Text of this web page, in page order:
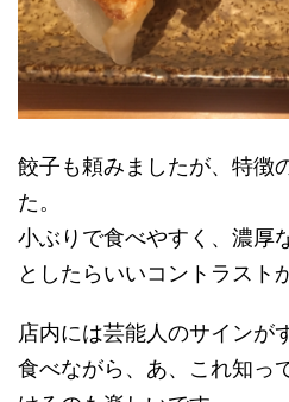
餃子も頼みましたが、特徴
た。
小ぶりで食べやすく、濃厚
としたらいいコントラスト
店内には芸能人のサインが
食べながら、あ、これ知っ